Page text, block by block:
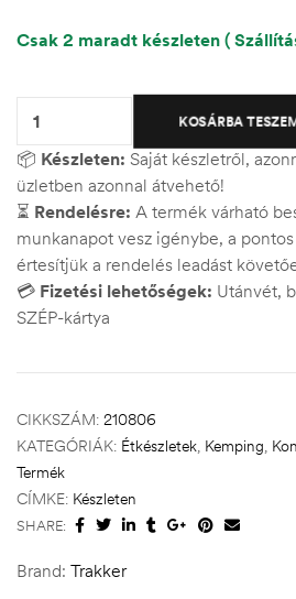
Csak 2 maradt készleten (
KOSÁRBA TESZEM
📦 Készleten: Saját készletről,
üzletben azonnal átvehető!
⏳ Rendelésre: A termék várható
munkanapot vesz igénybe, a
értesítjük a rendelés leadást
💳 Fizetési lehetőségek: Utánvét,
SZÉP-kártya
CIKKSZÁM: 210806
KATEGÓRIÁK: Étkészletek, Kemping,
Termék
CÍMKE: Készleten
SHARE:
Brand: Trakker